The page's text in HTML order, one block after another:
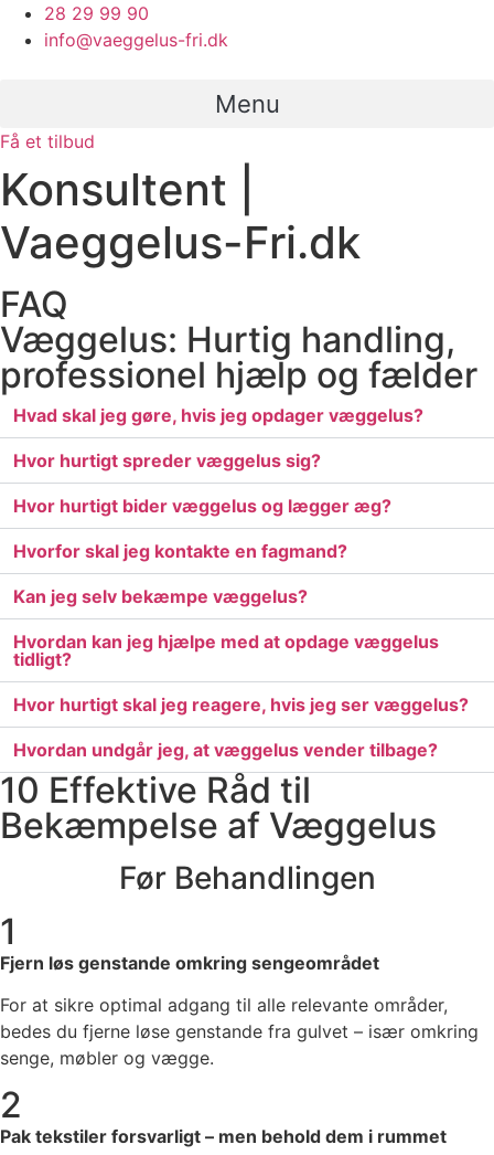
Videre28 29 99 90
info@vaeggelus-fri.dk
Menu
Få et tilbud
Konsultent |
Vaeggelus-Fri.dk
FAQ
Væggelus: Hurtig handling,
professionel hjælp og fælder
Hvad skal jeg gøre, hvis jeg opdager væggelus?
Hvor hurtigt spreder væggelus sig?
Hvor hurtigt bider væggelus og lægger æg?
Hvorfor skal jeg kontakte en fagmand?
Kan jeg selv bekæmpe væggelus?
Hvordan kan jeg hjælpe med at opdage væggelus
tidligt?
Hvor hurtigt skal jeg reagere, hvis jeg ser væggelus?
Hvordan undgår jeg, at væggelus vender tilbage?
10 Effektive Råd til
Bekæmpelse af Væggelus
Før Behandlingen
1
Fjern løs genstande omkring sengeområdet
For at sikre optimal adgang til alle relevante områder,
bedes du fjerne løse genstande fra gulvet – især omkring
senge, møbler og vægge.
2
Pak tekstiler forsvarligt – men behold dem i rummet